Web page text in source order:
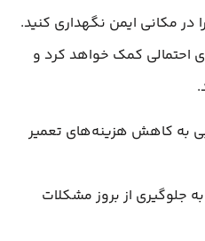
در مکانی ایمن نگهداری کنید.
احتمالی کمک خواهد کرد و
به کاهش هزینه‌های تعمیر
جلوگیری از بروز مشکلات